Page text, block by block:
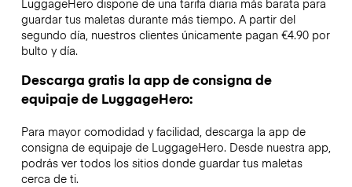
LuggageHero dispone de una tarifa diaria más barata para
guardar tus maletas durante más tiempo. A partir del
segundo día, nuestros clientes únicamente pagan €4.90 por
bulto y día.
Descarga gratis la app de consigna de
equipaje de LuggageHero:
Para mayor comodidad y facilidad, descarga la app de
consigna de equipaje de LuggageHero. Desde nuestra app,
podrás ver todos los sitios donde guardar tus maletas
cerca de ti.